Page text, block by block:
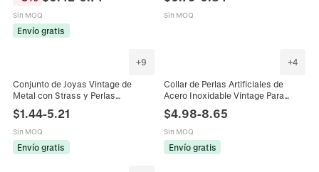
Geométrico Vintage
Sin MOQ
Envío gratis
de Imitación Cadena para Suéter
Sin MOQ
+9
Conjunto de Joyas Vintage de
Metal con Strass y Perlas
Pendientes con Poste de Plata de
Ley 925 para Mujeres Estilo Palacio
Lujoso Accesorio Retro
$1.44-5.21
Sin MOQ
Envío gratis
+4
Collar de Perlas Artificiales de
Acero Inoxidable Vintage Para
en Oro Con Cuentas de Colores de
Piedra Natural
$4.98-8.65
Sin MOQ
Envío gratis